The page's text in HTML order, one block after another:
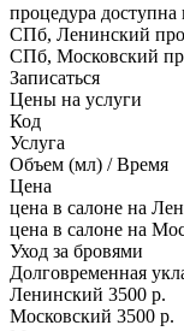
процедура доступна
СПб, Ленинский
СПб, Московский
Записаться
Цены на услуги
Код
Услуга
Объем (мл) / Время
Цена
цена в салоне на
цена в салоне на
Уход за бровями
Долговременная
Ленинский 3500 р.
Московский 3500 р.